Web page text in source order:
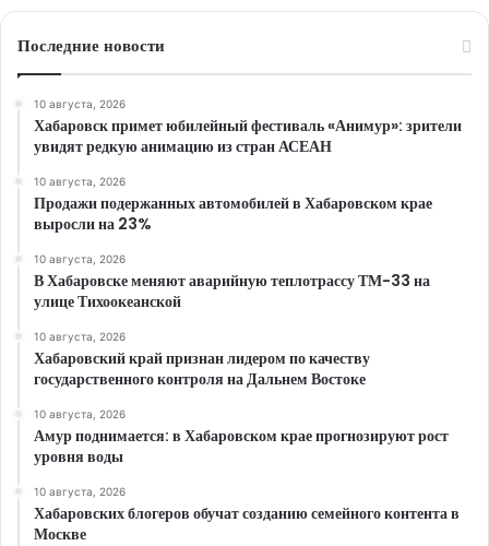
Последние новости
10 августа, 2026
Хабаровск примет юбилейный фестиваль «Анимур»: зрители
увидят редкую анимацию из стран АСЕАН
10 августа, 2026
Продажи подержанных автомобилей в Хабаровском крае
выросли на 23%
10 августа, 2026
В Хабаровске меняют аварийную теплотрассу ТМ-33 на
улице Тихоокеанской
10 августа, 2026
Хабаровский край признан лидером по качеству
государственного контроля на Дальнем Востоке
10 августа, 2026
Амур поднимается: в Хабаровском крае прогнозируют рост
уровня воды
10 августа, 2026
Хабаровских блогеров обучат созданию семейного контента в
Москве